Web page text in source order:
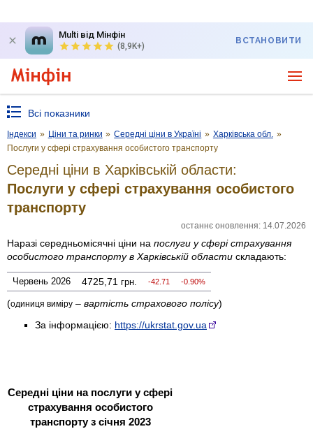
Multi від Мінфін
(8,9K+)
ВСТАНОВИТИ
Всі показники
Індекси » Ціни та ринки » Середні ціни в Україні » Харківська обл. »
Послуги у сфері страхування особистого транспорту
Середні ціни в Харківській области:
Послуги у сфері страхування особистого
транспорту
останнє оновлення: 14.07.2026
Наразі середньомісячні ціни на послуги у сфері страхування
особистого транспорту в Харківській области складають:
Червень 2026 4725,71 грн. -42.71 -0.90%
(одиниця виміру – вартість страхового полісу)
За інформацією: https://ukrstat.gov.ua
Середні ціни на послуги у сфері
страхування особистого
транспорту з січня 2023